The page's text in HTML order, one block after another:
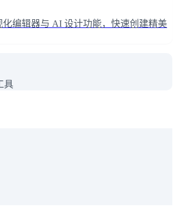
化编辑器与 AI 设计功能，快速创建精美
具